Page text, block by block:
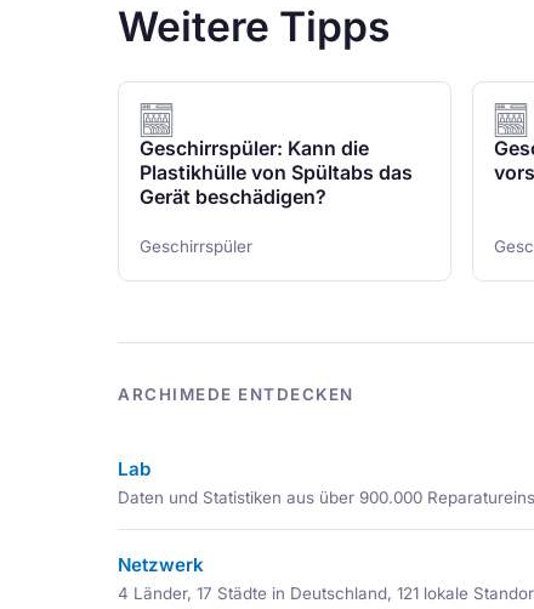
Weitere Tipps
Geschirrspüler: Kann die
Plastikhülle von Spültabs das
Gerät beschädigen?
Geschirrspüler
ARCHIMEDE ENTDECKEN
Lab
Daten und Statistiken aus über 900.000
Netzwerk
4 Länder, 17 Städte in Deutschland, 121 lokale